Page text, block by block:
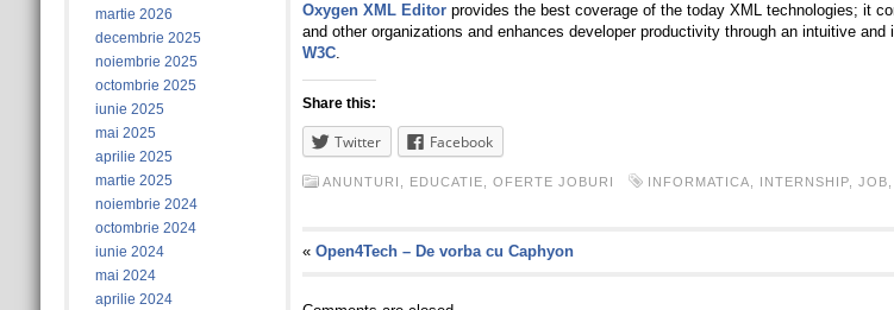
martie 2026
decembrie 2025
noiembrie 2025
octombrie 2025
iunie 2025
mai 2025
aprilie 2025
martie 2025
noiembrie 2024
octombrie 2024
iunie 2024
mai 2024
aprilie 2024
Oxygen XML Editorprovides the best coverage of the today XML technologies; it
and other organizations and enhances developer productivity through an intuitive and
W3C.
Share this:
Twitter Facebook
ANUNTURI EDUCATIE OFERTE JOBURI INFORMATICA INTERNSHIP, JOB
« Open4Tech – De vorba cu Caphyon